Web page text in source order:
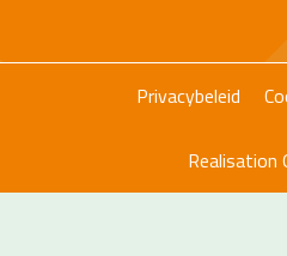
Privacybeleid
Realisation